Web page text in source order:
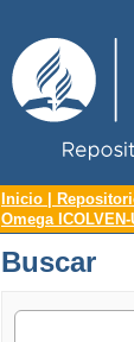
Buscar
Inicio |
Omega
Buscar